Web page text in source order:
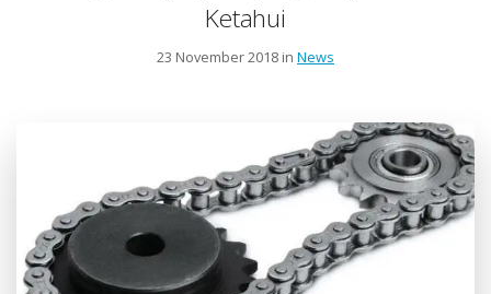
Ketahui
23 November 2018 in News